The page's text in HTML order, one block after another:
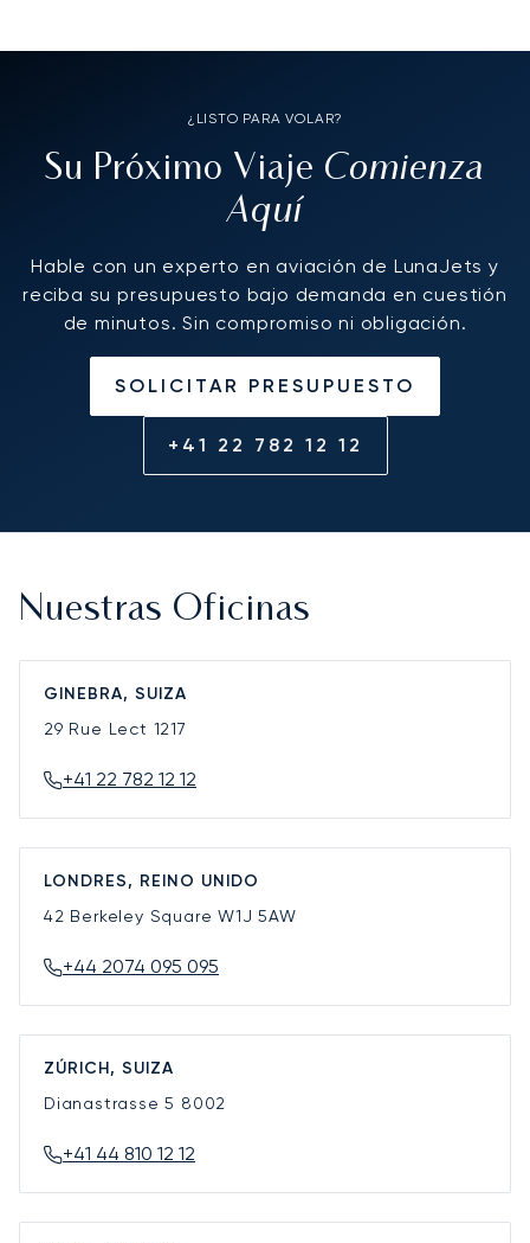
¿LISTO PARA VOLAR?
Su Próximo Viaje Comienza
Aquí
Hable con un experto en aviación de LunaJets y
reciba su presupuesto bajo demanda en cuestión
de minutos. Sin compromiso ni obligación.
SOLICITAR PRESUPUESTO
+41 22 782 12 12
Nuestras Oficinas
GINEBRA, SUIZA
29 Rue Lect 1217
+41 22 782 12 12
LONDRES, REINO UNIDO
42 Berkeley SquareW1J 5AW
+44 2074 095 095
ZÚRICH, SUIZA
Dianastrasse 5 8002
+41 44 810 12 12